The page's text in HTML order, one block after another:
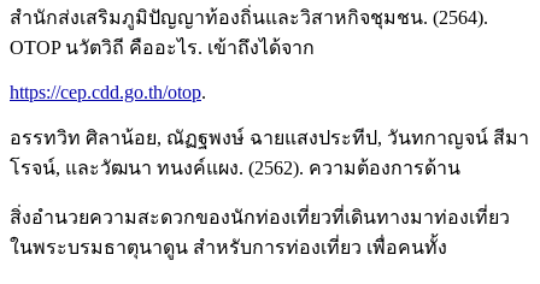
สำนักส่งเสริมภูมิปัญญาท้องถิ่นและวิสาหกิจชุมชน. (2564).
OTOP นวัตวิถี คืออะไร. เข้าถึงได้จาก
https://cep.cdd.go.th/otop.
อรรทวิท ศิลาน้อย, ณัฏฐพงษ์ ฉายแสงประทีป, วันทกาญจน์ สีมา
โรจน์, และวัฒนา ทนงค์แผง. (2562). ความต้องการด้าน
สิ่งอำนวยความสะดวกของนักท่องเที่ยวที่เดินทางมาท่องเที่ยว
ในพระบรมธาตุนาดูน สำหรับการท่องเที่ยว เพื่อคนทั้ง